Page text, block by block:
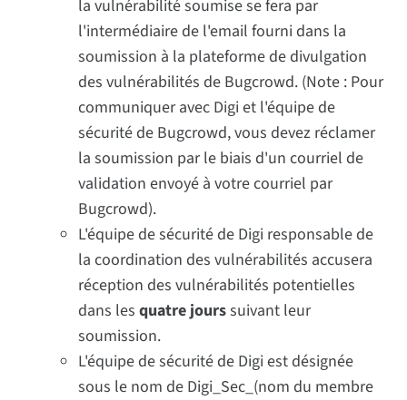
la vulnérabilité soumise se fera par
l'intermédiaire de l'email fourni dans la
soumission à la plateforme de divulgation
des vulnérabilités de Bugcrowd. (Note : Pour
communiquer avec Digi et l'équipe de
sécurité de Bugcrowd, vous devez réclamer
la soumission par le biais d'un courriel de
validation envoyé à votre courriel par
Bugcrowd).
L'équipe de sécurité de Digi responsable de
la coordination des vulnérabilités accusera
réception des vulnérabilités potentielles
dans lesquatre jourssuivant leur
soumission.
L'équipe de sécurité de Digi est désignée
sous le nom de Digi_Sec_(nom du membre